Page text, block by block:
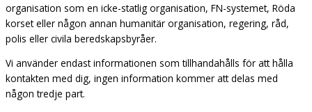
organisation som en icke-statlig organisation, FN-systemet, Röda
korset eller någon annan humanitär organisation, regering, råd,
polis eller civila beredskapsbyråer.
Vi använder endast informationen som tillhandahålls för att hålla
kontakten med dig, ingen information kommer att delas med
någon tredje part.